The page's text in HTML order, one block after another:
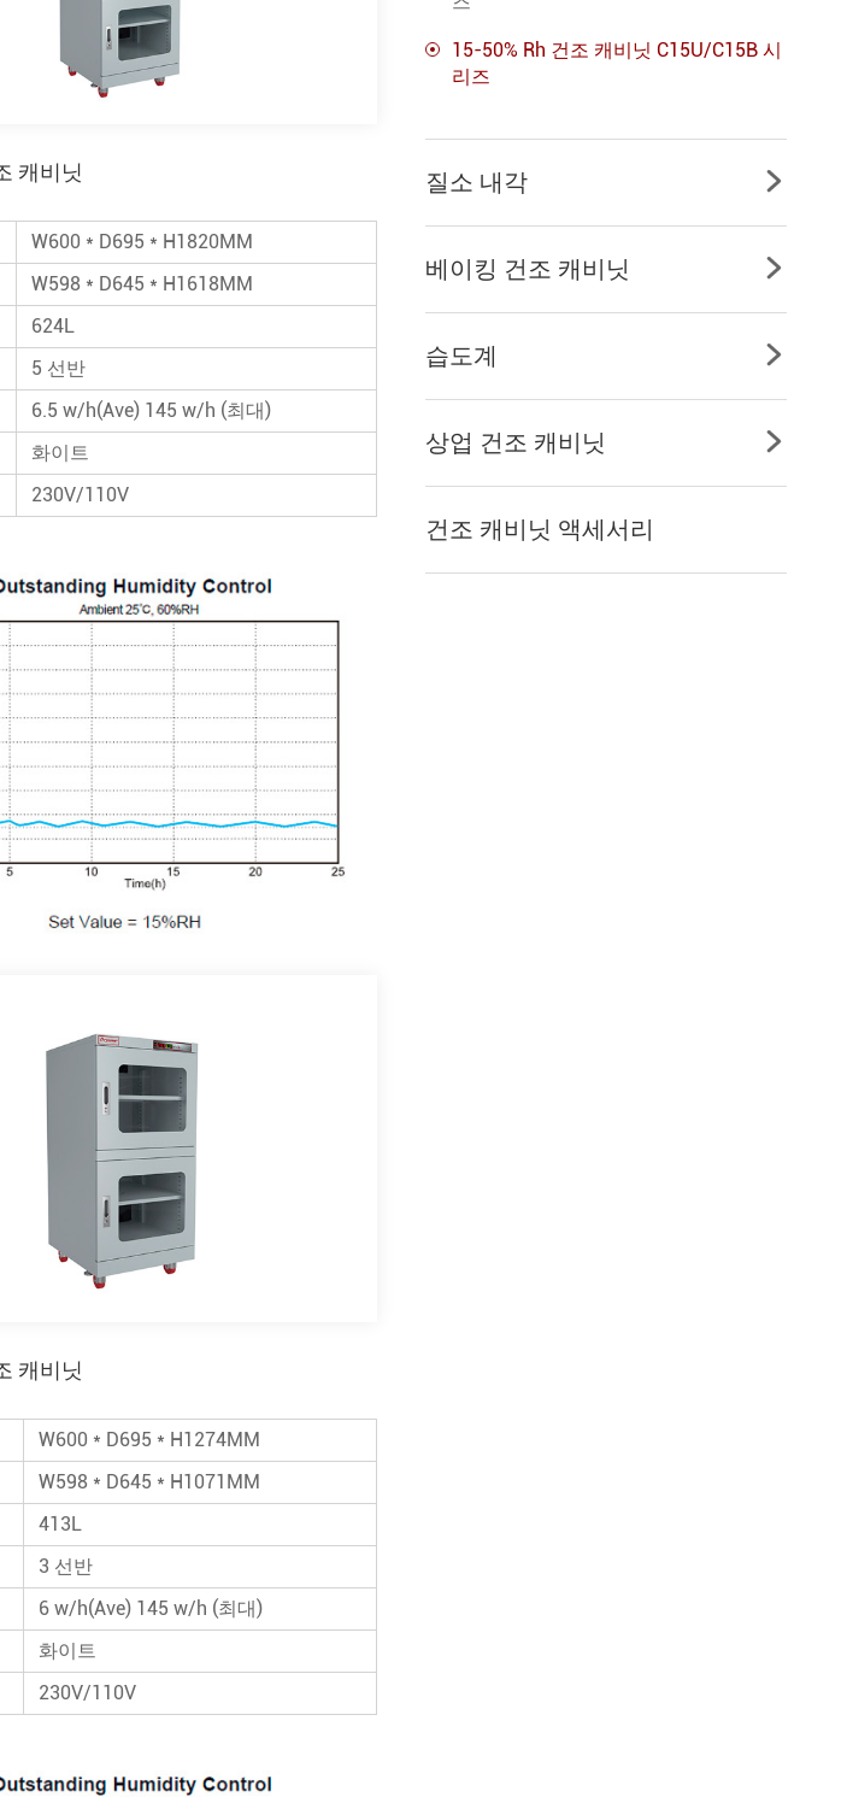
캐비닛
W600 * D695 * H1820MM
W598 * D645 * H1618MM
624L
5 선반
6.5 w/h(Ave) 145 w/h (최대)
화이트
230V/110V
캐비닛
W600 * D695 * H1274MM
W598 * D645 * H1071MM
413L
3 선반
6 w/h(Ave) 145 w/h (최대)
화이트
230V/110V
15-50% Rh 건조 캐비닛 C15U/C15B 시
리즈
질소 내각 
베이킹 건조 캐비닛 
습도계 
상업 건조 캐비닛 
건조 캐비닛 액세서리